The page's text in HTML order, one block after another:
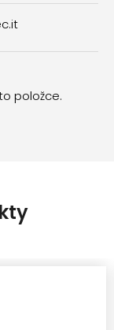
položce.